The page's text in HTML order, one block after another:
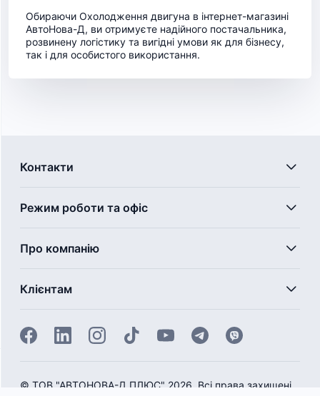
Обираючи Охолодження двигуна в інтернет-магазині
АвтоНова-Д, ви отримуєте надійного постачальника,
розвинену логістику та вигідні умови як для бізнесу,
так і для особистого використання.
Контакти
Режим роботи та офіс
Про компанію
Клієнтам
© ТОВ "АВТОНОВА-Д ПЛЮС" 2026. Всі права захищені